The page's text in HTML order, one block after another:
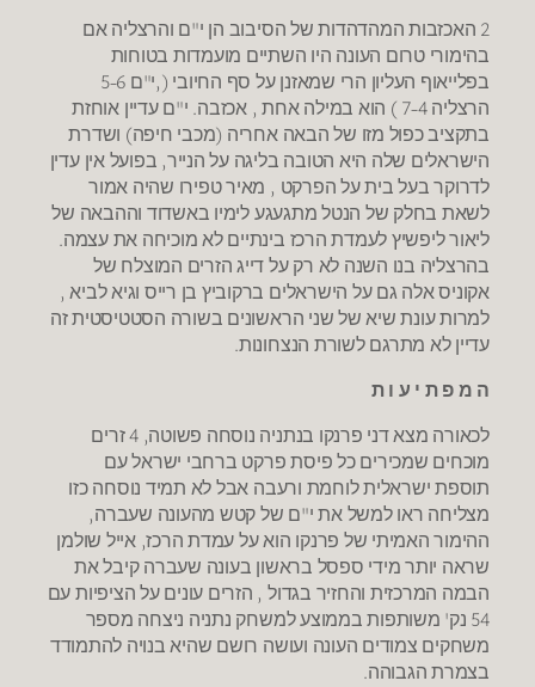
2 האכזבות המהדהדות של הסיבוב הן י"ם והרצליה אם
בהימורי טרום העונה היו השתיים מועמדות בטוחות
בפלייאוף העליון הרי שמאזנן על סף החיובי (,י"ם 5-6
הרצליה 7-4 ) הוא במילה אחת , אכזבה. י"ם עדיין אוחזת
בתקציב כפול מזו של הבאה אחריה (מכבי חיפה) ושדרת
הישראלים שלה היא הטובה בליגה על הנייר, בפועל אין עדין
לדרוקר בעל בית על הפרקט , מאיר טפירו שהיה אמור
לשאת בחלק של הנטל מתגעגע לימיו באשדוד וההבאה של
ליאור ליפשיץ לעמדת הרכז בינתיים לא מוכיחה את עצמה.
בהרצליה בנו השנה לא רק על דייג הזרים המוצלח של
אקוניס אלה גם על הישראלים ברקוביץ בן רייס וגיא לביא ,
למרות עונת שיא של שני הראשונים בשורה הסטטיסטית זה
עדיין לא מתרגם לשורת הנצחונות.
ה מ פ ת י ע ו ת
לכאורה מצא דני פרנקו בנתניה נוסחה פשוטה, 4 זרים
מוכחים שמכירים כל פיסת פרקט ברחבי ישראל עם
תוספת ישראלית לוחמת ורעבה אבל לא תמיד נוסחה כזו
מצליחה ראו למשל את י"ם של קטש מהעונה שעברה,
ההימור האמיתי של פרנקו הוא על עמדת הרכז, אייל שולמן
שראה יותר מידי ספסל בראשון בעונה שעברה קיבל את
הבמה המרכזית והחזיר בגדול , הזרים עונים על הציפיות עם
54 נק' משותפות בממוצע למשחק נתניה ניצחה מספר
משחקים צמודים העונה ועושה רושם שהיא בנויה להתמודד
בצמרת הגבוהה.